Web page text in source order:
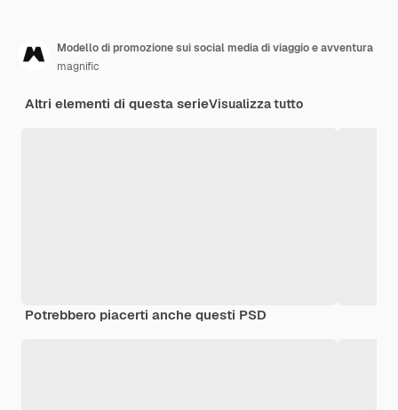
Modello di promozione sui social media di viaggio e avventura
magnific
Altri elementi di questa serieVisualizza tutto
Potrebbero piacerti anche questi PSD